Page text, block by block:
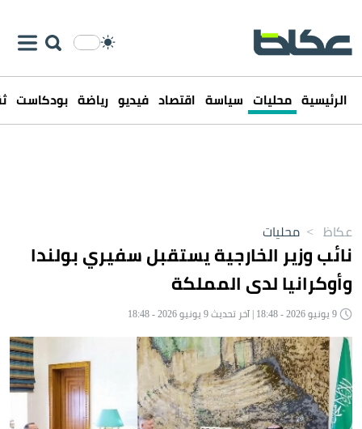
الرئيسية محليات سياسة اقتصاد فيديو رياضة بودكاست
عكاظ > محليات
نائب وزير الخارجية يستقبل سفيري بولندا
وأوكرانيا لدى المملكة